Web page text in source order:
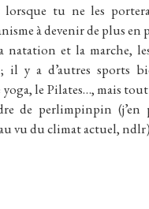
tu ne les
à devenir de plus en
natation et la marche,
y a d’autres sports
le Pilates…, mais tout
de perlimpinpin (j’en
au vu du climat actuel,